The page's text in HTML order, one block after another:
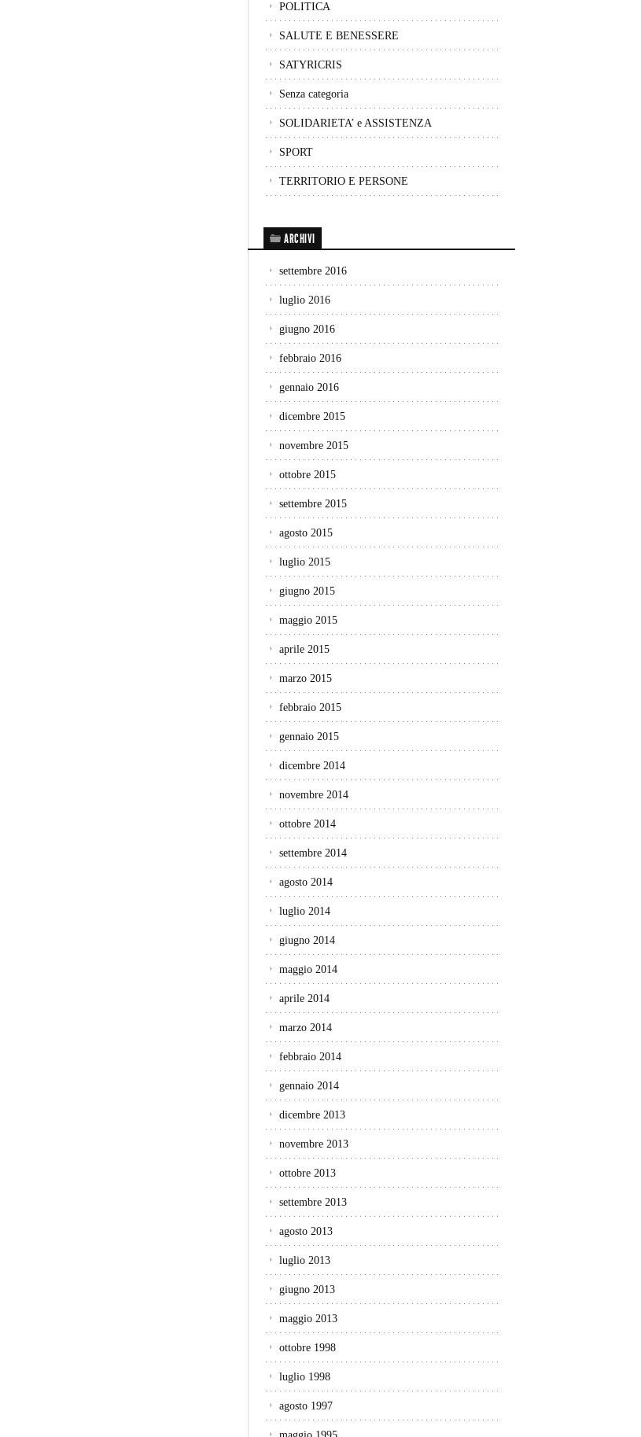
POLITICA
SALUTE E BENESSERE
SATYRICRIS
Senza categoria
SOLIDARIETA’ e ASSISTENZA
SPORT
TERRITORIO E PERSONE
ARCHIVI
settembre 2016
luglio 2016
giugno 2016
febbraio 2016
gennaio 2016
dicembre 2015
novembre 2015
ottobre 2015
settembre 2015
agosto 2015
luglio 2015
giugno 2015
maggio 2015
aprile 2015
marzo 2015
febbraio 2015
gennaio 2015
dicembre 2014
novembre 2014
ottobre 2014
settembre 2014
agosto 2014
luglio 2014
giugno 2014
maggio 2014
aprile 2014
marzo 2014
febbraio 2014
gennaio 2014
dicembre 2013
novembre 2013
ottobre 2013
settembre 2013
agosto 2013
luglio 2013
giugno 2013
maggio 2013
ottobre 1998
luglio 1998
agosto 1997